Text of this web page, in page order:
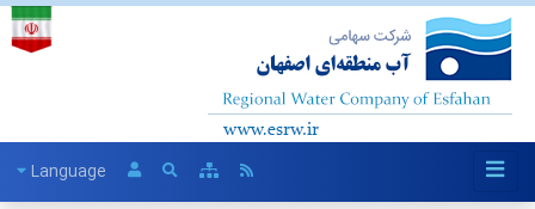
Language